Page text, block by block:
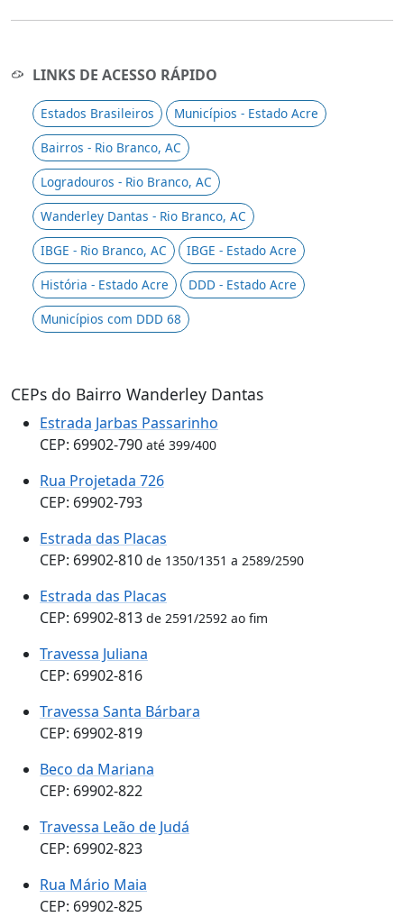
LINKS DE ACESSO RÁPIDO
Estados Brasileiros
Municípios - Estado Acre
Bairros - Rio Branco, AC
Logradouros - Rio Branco, AC
Wanderley Dantas - Rio Branco, AC
IBGE - Rio Branco, AC
IBGE - Estado Acre
História - Estado Acre
DDD - Estado Acre
Municípios com DDD 68
CEPs do Bairro Wanderley Dantas
Estrada Jarbas Passarinho
CEP: 69902-790 até 399/400
Rua Projetada 726
CEP: 69902-793
Estrada das Placas
CEP: 69902-810 de 1350/1351 a 2589/2590
Estrada das Placas
CEP: 69902-813 de 2591/2592 ao fim
Travessa Juliana
CEP: 69902-816
Travessa Santa Bárbara
CEP: 69902-819
Beco da Mariana
CEP: 69902-822
Travessa Leão de Judá
CEP: 69902-823
Rua Mário Maia
CEP: 69902-825